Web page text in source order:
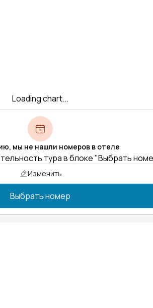
Loading chart...
мы не нашли номеров в отеле
тура в блоке "Выбрать
Изменить
Выбрать номер